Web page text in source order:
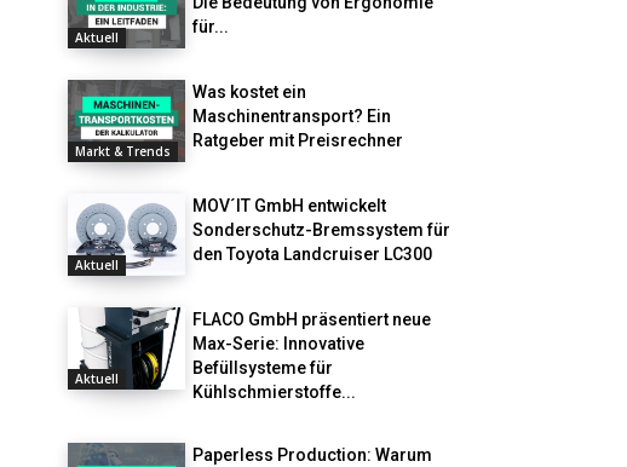
Aktuell
für...
Markt & Trends
Was kostet ein
Maschinentransport? Ein
Ratgeber mit Preisrechner
Aktuell
MOV´IT GmbH entwickelt
Sonderschutz-Bremssystem für
den Toyota Landcruiser LC300
Aktuell
FLACO GmbH präsentiert neue
Max-Serie: Innovative
Befüllsysteme für
Kühlschmierstoffe...
Paperless Production: Warum